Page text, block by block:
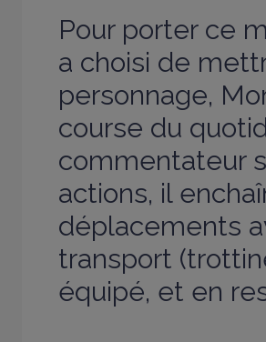
Pour porter ce
a choisi de
personnage,
course du
commentateur
actions, il
déplacements
transport
équipé, et en